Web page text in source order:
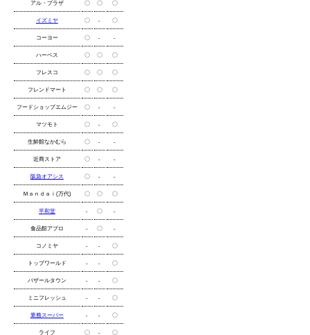
アル・プラザ 〇 〇 〇
イズミヤ 〇 - 〇
コーヨー 〇 - -
ハーベス 〇 〇 〇
フレスコ 〇 〇 〇
フレンドマート 〇 〇 〇
フードショップエムジー 〇 - -
マツモト 〇 - 〇
生鮮館なかむら 〇 - -
近商ストア 〇 - -
阪急オアシス 〇 - -
Ｍａｎｄａｉ(万代) 〇 〇 〇
平和堂 - 〇 -
食品館アプロ - 〇 -
コノミヤ - - 〇
トップワールド - - 〇
バザールタウン - - 〇
ミニフレッシュ - - 〇
業務スーパー - - 〇
ライフ 〇 - 〇